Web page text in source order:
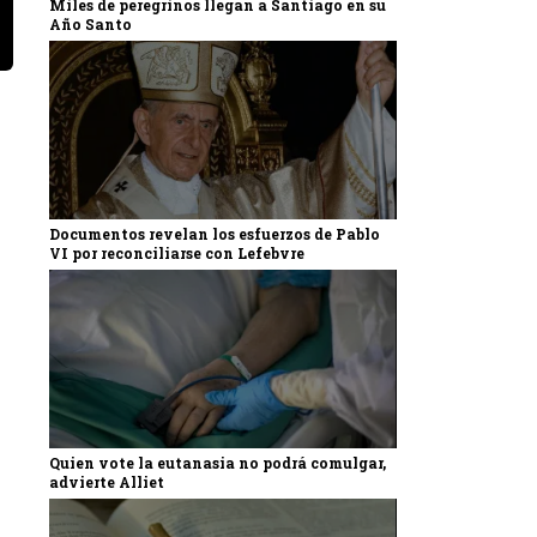
Miles de peregrinos llegan a Santiago en su
Año Santo
Documentos revelan los esfuerzos de Pablo
VI por reconciliarse con Lefebvre
Quien vote la eutanasia no podrá comulgar,
advierte Alliet